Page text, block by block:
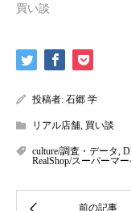
買い談
投稿者: 石郷 学
リアル店舗, 買い談
culture/調査・データ,
RealShop/スーパーマー